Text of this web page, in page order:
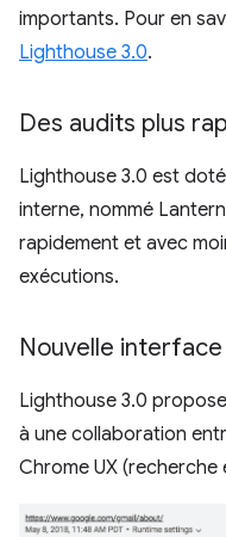
importants. Pour en
Lighthouse 3.0.
Des audits plus
Lighthouse 3.0 est
interne, nommé
rapidement et avec
exécutions.
Nouvelle interface
Lighthouse 3.0
à une collaboration
Chrome UX